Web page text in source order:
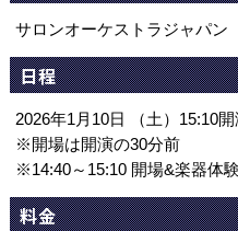
サロンオーケストラジャパン
日程
2026年1月10日 （土）15:10開
※開場は開演の30分前
※14:40～15:10 開場&楽器体験
料金